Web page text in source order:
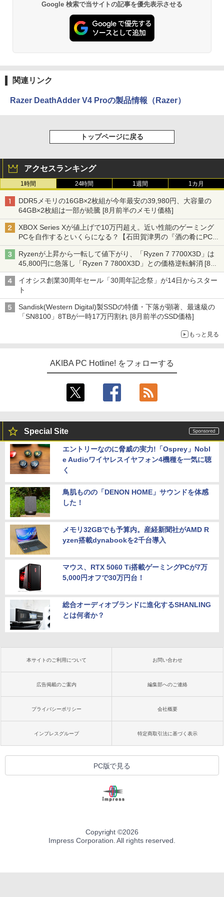
Google 検索で当サイトの記事を優先表示させる
関連リンク
Razer DeathAdder V4 Proの製品情報（Razer）
トップページに戻る
アクセスランキング
1時間 24時間 1週間 1カ月
DDR5メモリの16GB×2枚組が今年最安の39,980円、大容量の
64GB×2枚組は一部が続騰 [8月前半のメモリ価格]
XBOX Series Xが値上げで10万円超え。近い性能のゲーミング
PCを自作するといくらになる？【石田賀津男の『酒の肴にPCゲ
ーム』】
Ryzenが上昇から一転して値下がり、「Ryzen 7 7700X3D」は
45,800円に急落し「Ryzen 7 7800X3D」との価格逆転解消 [8月
前半のCPU価格]
イオシス創業30周年セール「30周年記念祭」が14日からスター
ト
Sandisk(Western Digital)製SSDの特価・下落が顕著、最速級の
「SN8100」8TBが一時17万円割れ [8月前半のSSD価格]
もっと見る
AKIBA PC Hotline! をフォローする
Special Site
エントリーなのに脅威の実力!「Osprey」Nobl
e Audioワイヤレスイヤフォン4機種を一気に聴
く
鳥肌ものの「DENON HOME」サウンドを体感
した！
メモリ32GBでも予算内。産経新聞社がAMD R
yzen搭載dynabookを2千台導入
マウス、RTX 5060 Ti搭載ゲーミングPCが7万
5,000円オフで30万円台！
総合オーディオブランドに進化するSHANLING
とは何者か？
本サイトのご利用について お問い合わせ
広告掲載のご案内 編集部へのご連絡
プライバシーポリシー 会社概要
インプレスグループ 特定商取引法に基づく表示
PC版で見る
Copyright ©2026
Impress Corporation. All rights reserved.